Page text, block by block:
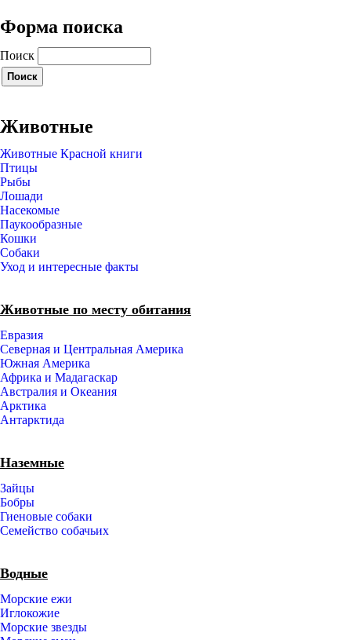
Форма поиска
Поиск
Животные
Животные Красной книги
Птицы
Рыбы
Лошади
Насекомые
Паукообразные
Кошки
Собаки
Уход и интересные факты
Животные по месту обитания
Евразия
Северная и Центральная Америка
Южная Америка
Африка и Мадагаскар
Австралия и Океания
Арктика
Антарктида
Наземные
Зайцы
Бобры
Гиеновые собаки
Семейство собачьих
Водные
Морские ежи
Иглокожие
Морские звезды